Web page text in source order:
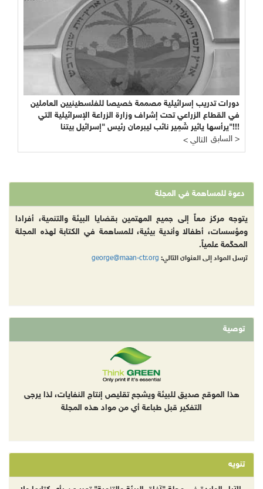
دورات تدريب إسرائيلية مصممة خصيصا للفلسطينيين العاملين
في القطاع الزراعي تحت إشراف وزارة الزراعة الإسرائيلية التي
يرأسها يائير شَمِير نائب ليبرمان رئيس "إسرائيل بيتنا"!!!
< التالي
السابق >
دعوة للمساهمة في المجلة
يتوجه مركز معاً إلى جميع المهتمين بقضايا البيئة والتنمية، أفرادا
ومؤسسات، أطفالا وأندية بيئية، للمساهمة في الكتابة لهذه المجلة
المحكّمة علمياً.
ترسل المواد إلى العنوان التالي: george@maan-ctr.org
توصية
هذا الموقع صديق للبيئة ويشجع تقليص إنتاج النفايات، لذا يرجى
التفكير قبل طباعة أي من مواد هذه المجلة
تنويه